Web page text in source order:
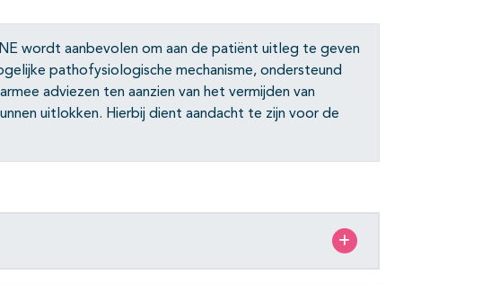
wordt aanbevolen om aan de patiënt uitleg te geven
pathofysiologische mechanisme, ondersteund
adviezen ten aanzien van het vermijden van
uitlokken. Hierbij dient aandacht te zijn voor de